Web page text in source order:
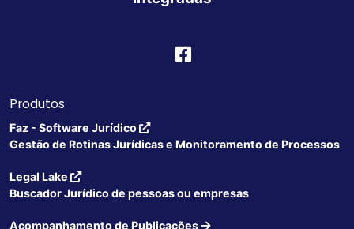
Produtos
Faz - Software Jurídico
Gestão de Rotinas Jurídicas e Monitoramento de Processos
Legal Lake
Buscador Jurídico de pessoas ou empresas
Acompanhamento de Publicações